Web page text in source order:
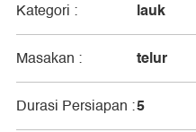
Kategori : lauk
Masakan : telur
Durasi Persiapan :5